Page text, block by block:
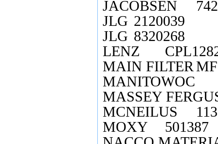
JACOBSEN
JLG 2120039
JLG 8320268
LENZ
MAIN FILTER
MANITOWOC
MASSEY
MCNEILUS
MOXY
501387